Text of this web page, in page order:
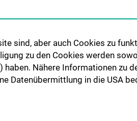
Researcher
Boards
- Patient and Public
and Engagement
sind, aber auch Cookies zu
zu den Cookies werden
Nähere Informationen zu
Datenübermittlung in die USA